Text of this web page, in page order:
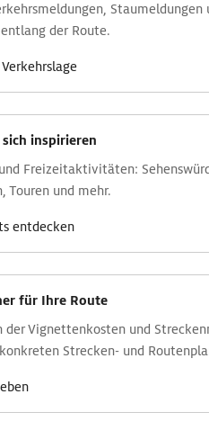
Stau­meldungen
der Route.
sich inspirieren
Freizeit­aktivitäten:
Touren und mehr.
entdecken
für Ihre Route
der Vignettenkosten und
Strecken- und